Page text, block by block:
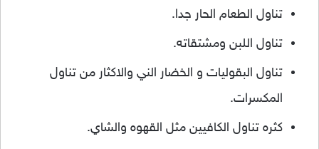
تناول الطعام الحار جدا.
تناول اللبن ومشتقاته.
تناول البقوليات و الخضار الني والاكثار من تناول
المكسرات.
كثره تناول الكافيين مثل القهوه والشاي.